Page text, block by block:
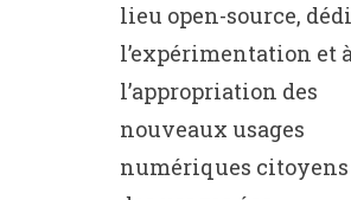
lieu open-source,
l’expérimentation et
l’appropriation des
nouveaux usages
numériques citoyens